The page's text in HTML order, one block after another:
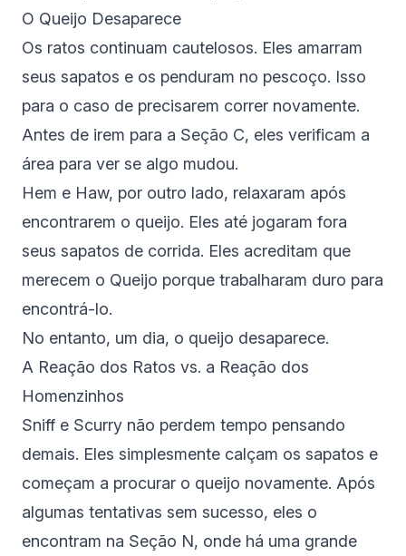
O Queijo Desaparece
Os ratos continuam cautelosos. Eles amarram
seus sapatos e os penduram no pescoço. Isso
para o caso de precisarem correr novamente.
Antes de irem para a Seção C, eles verificam a
área para ver se algo mudou.
Hem e Haw, por outro lado, relaxaram após
encontrarem o queijo. Eles até jogaram fora
seus sapatos de corrida. Eles acreditam que
merecem o Queijo porque trabalharam duro para
encontrá-lo.
No entanto, um dia, o queijo desaparece.
A Reação dos Ratos vs. a Reação dos
Homenzinhos
Sniff e Scurry não perdem tempo pensando
demais. Eles simplesmente calçam os sapatos e
começam a procurar o queijo novamente. Após
algumas tentativas sem sucesso, eles o
encontram na Seção N, onde há uma grande